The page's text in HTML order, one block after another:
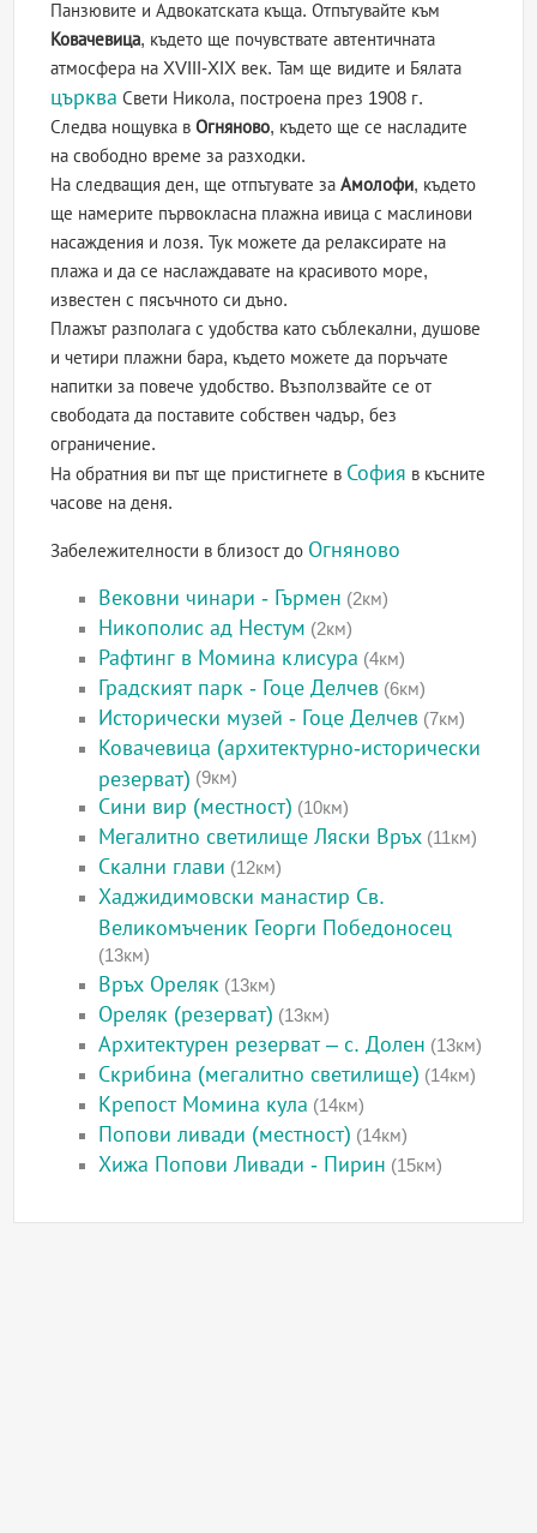
Панзювите и Адвокатската къща. Отпътувайте към
Ковачевица, където ще почувствате автентичната
атмосфера на XVIII-XIX век. Там ще видите и Бялата
църква Свети Никола, построена през 1908 г.
Следва нощувка вОгняново, където ще се насладите
на свободно време за разходки.
На следващия ден, ще отпътувате заАмолофи, където
ще намерите първокласна плажна ивица с маслинови
насаждения и лозя. Тук можете да релаксирате на
плажа и да се наслаждавате на красивото море,
известен с пясъчното си дъно.
Плажът разполага с удобства като съблекални, душове
и четири плажни бара, където можете да поръчате
напитки за повече удобство. Възползвайте се от
свободата да поставите собствен чадър, без
ограничение.
На обратния ви път ще пристигнете в София в късните
часове на деня.
Забележителности в близост до Огняново
Вековни чинари - Гърмен (2км)
Никополис ад Нестум (2км)
Рафтинг в Момина клисура (4км)
Градският парк - Гоце Делчев (6км)
Исторически музей - Гоце Делчев (7км)
Ковачевица (архитектурно-исторически
резерват) (9км)
Сини вир (местност) (10км)
Мегалитно светилище Ляски Връх (11км)
Скални глави (12км)
Хаджидимовски манастир Св.
Великомъченик Георги Победоносец
(13км)
Връх Ореляк (13км)
Ореляк (резерват) (13км)
Архитектурен резерват – с. Долен (13км)
Скрибина (мегалитно светилище) (14км)
Крепост Момина кула (14км)
Попови ливади (местност) (14км)
Хижа Попови Ливади - Пирин (15км)